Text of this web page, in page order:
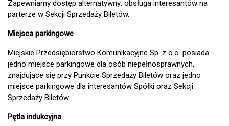
Zapewniamy dostęp alternatywny: obsługa interesantów na
parterze w Sekcji Sprzedaży Biletów.
Miejsca parkingowe
Miejskie Przedsiębiorstwo Komunikacyjne Sp. z o.o. posiada
jedno miejsce parkingowe dla osób niepełnosprawnych,
znajdujące się przy Punkcie Sprzedaży Biletów oraz jedno
miejsce parkingowe dla interesantów Spółki oraz Sekcji
Sprzedaży Biletów.
Pętla indukcyjna